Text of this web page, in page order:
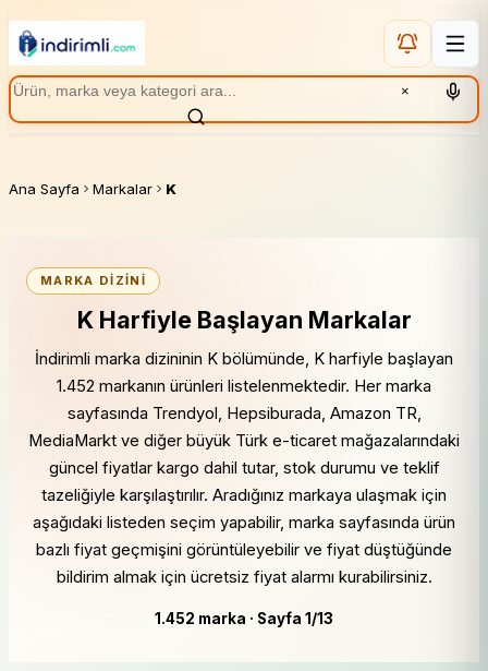
×
Ana Sayfa Markalar K
MARKA DIZINI
K Harfiyle Başlayan Markalar
İndirimli marka dizininin K bölümünde, K harfiyle başlayan
1.452 markanın ürünleri listelenmektedir. Her marka
sayfasında Trendyol, Hepsiburada, Amazon TR,
MediaMarkt ve diğer büyük Türk e-ticaret mağazalarındaki
güncel fiyatlar kargo dahil tutar, stok durumu ve teklif
tazeliğiyle karşılaştırılır. Aradığınız markaya ulaşmak için
aşağıdaki listeden seçim yapabilir, marka sayfasında ürün
bazlı fiyat geçmişini görüntüleyebilir ve fiyat düştüğünde
bildirim almak için ücretsiz fiyat alarmı kurabilirsiniz.
1.452 marka · Sayfa 1/13